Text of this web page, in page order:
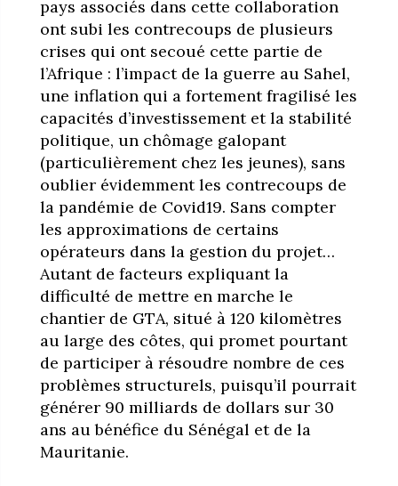
pays associés dans cette collaboration
ont subi les contrecoups de plusieurs
crises qui ont secoué cette partie de
l’Afrique : l’impact de la guerre au Sahel,
une inflation qui a fortement fragilisé les
capacités d’investissement et la stabilité
politique, un chômage galopant
(particulièrement chez les jeunes), sans
oublier évidemment les contrecoups de
la pandémie de Covid19. Sans compter
les approximations de certains
opérateurs dans la gestion du projet…
Autant de facteurs expliquant la
difficulté de mettre en marche le
chantier de GTA, situé à 120 kilomètres
au large des côtes, qui promet pourtant
de participer à résoudre nombre de ces
problèmes structurels, puisqu’il pourrait
générer 90 milliards de dollars sur 30
ans au bénéfice du Sénégal et de la
Mauritanie.